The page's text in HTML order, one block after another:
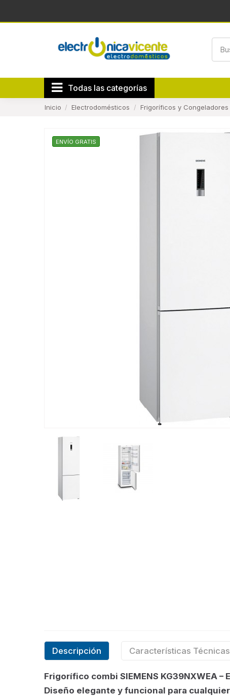
Todas las categorías
Inicio Electrodomésticos Frigoríficos y Congeladores
ENVÍO GRATIS
Descripción Características Técnicas
Frigorífico combi SIEMENS KG39NXWEA
Diseño elegante y funcional para